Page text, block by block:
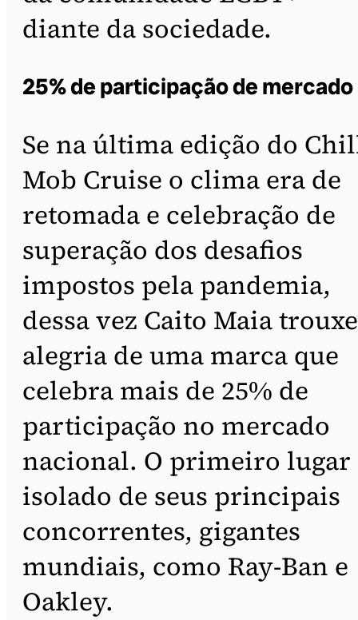
diante da sociedade.
25% de participação de mercado
Se na última edição do
Mob Cruise o clima era de
retomada e celebração de
superação dos desafios
impostos pela pandemia,
dessa vez Caito Maia
alegria de uma marca que
celebra mais de 25% de
participação no mercado
nacional. O primeiro lugar
isolado de seus principais
concorrentes, gigantes
mundiais, como Ray-Ban e
Oakley.